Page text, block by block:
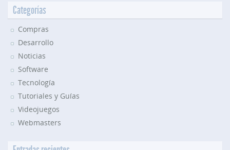
Categorías
Compras
Desarrollo
Noticias
Software
Tecnología
Tutoriales y Guías
Videojuegos
Webmasters